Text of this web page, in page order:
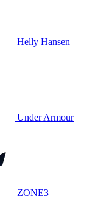
Helly Hansen
Under Armour
ZONE3